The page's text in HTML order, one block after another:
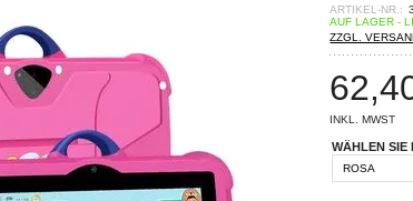
ARTIKEL-NR.:
AUF LAGER -
ZZGL.
INKL. MWST
WÄHLEN SIE